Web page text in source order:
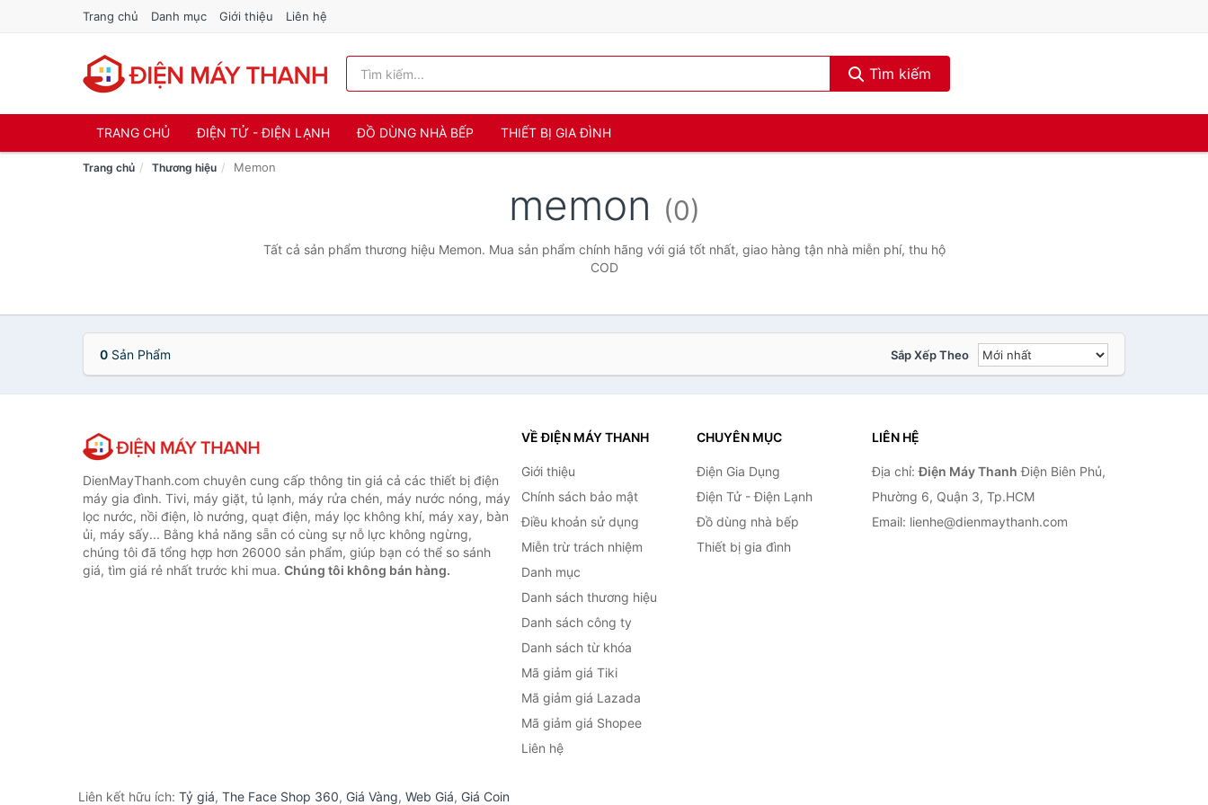
Trang chủ Danh mục Giới thiệu Liên hệ
Tìm kiếm
TRANG CHỦ ĐIỆN TỬ - ĐIỆN LẠNH ĐỒ DÙNG NHÀ BẾP THIẾT BỊ GIA ĐÌNH
Trang chủ Thương hiệu Memon
memon (0)
Tất cả sản phẩm thương hiệu Memon. Mua sản phẩm chính hãng với giá tốt nhất, giao hàng tận nhà miễn phí, thu hộ
COD
0 Sản Phẩm Sắp Xếp Theo
DienMayThanh.com chuyên cung cấp thông tin giá cả các thiết bị điện
máy gia đình. Tivi, máy giặt, tủ lạnh, máy rửa chén, máy nước nóng, máy
lọc nước, nồi điện, lò nướng, quạt điện, máy lọc không khí, máy xay, bàn
ủi, máy sấy... Bằng khả năng sẵn có cùng sự nỗ lực không ngừng,
chúng tôi đã tổng hợp hơn 26000 sản phẩm, giúp bạn có thể so sánh
giá, tìm giá rẻ nhất trước khi mua. Chúng tôi không bán hàng.
VỀ ĐIỆN MÁY THANH
Giới thiệu
Chính sách bảo mật
Điều khoản sử dụng
Miễn trừ trách nhiệm
Danh mục
Danh sách thương hiệu
Danh sách công ty
Danh sách từ khóa
Mã giảm giá Tiki
Mã giảm giá Lazada
Mã giảm giá Shopee
Liên hệ
CHUYÊN MỤC
Điện Gia Dụng
Điện Tử - Điện Lạnh
Đồ dùng nhà bếp
Thiết bị gia đình
LIÊN HỆ
Địa chỉ:Điện Máy Thanh Điện Biên Phủ,
Phường 6, Quận 3, Tp.HCM
Email: lienhe@dienmaythanh.com
Liên kết hữu ích: Tỷ giá, The Face Shop 360, Giá Vàng, Web Giá, Giá Coin